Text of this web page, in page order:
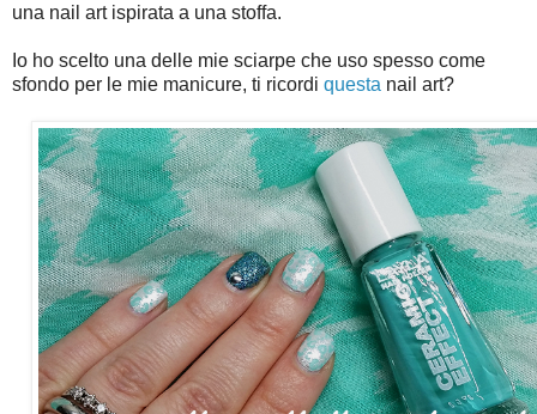
una nail art ispirata a una stoffa.
Io ho scelto una delle mie sciarpe che uso spesso come
sfondo per le mie manicure, ti ricordi questa nail art?